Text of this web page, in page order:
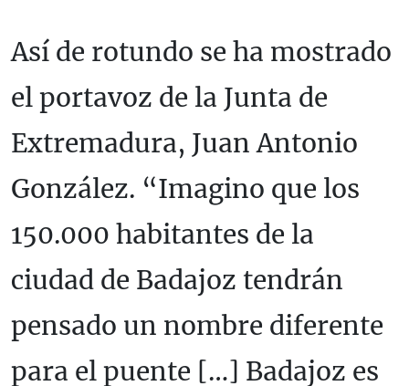
Así de rotundo se ha mostrado
el portavoz de la Junta de
Extremadura, Juan Antonio
González. “Imagino que los
150.000 habitantes de la
ciudad de Badajoz tendrán
pensado un nombre diferente
para el puente […] Badajoz es